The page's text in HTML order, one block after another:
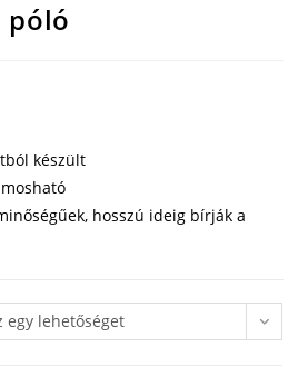
póló
készült
hosszú ideig bírják a
egy lehetőséget